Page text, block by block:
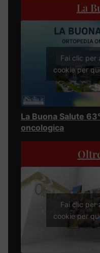
La
Fai clic per
cookie per
La Buona Salute
oncologica
Fai clic per
cookie per